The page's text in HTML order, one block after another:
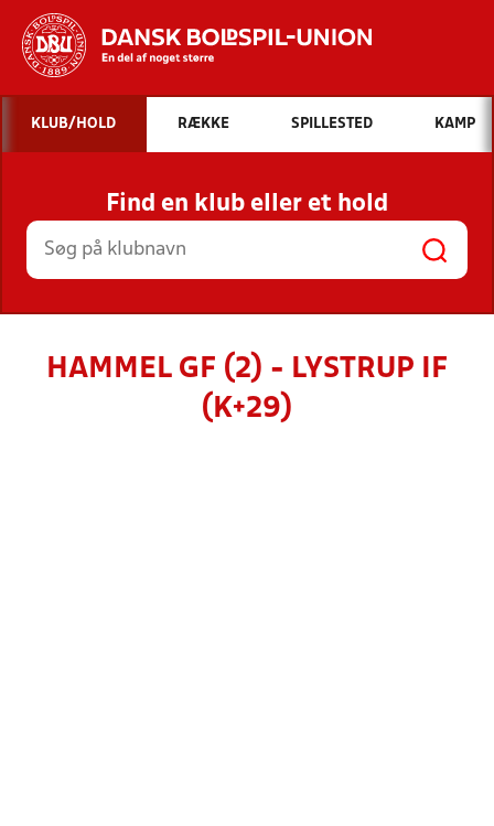
Hvad vil du søge efter?
INDHOLD OG NYHEDER
STILLINGER, RESULTATER, KLUBBER OG
HOLD
KLUB/HOLD RÆKKE SPILLESTED KAMP
Find en klub eller et hold
HAMMEL GF (2) - LYSTRUP IF
(K+29)